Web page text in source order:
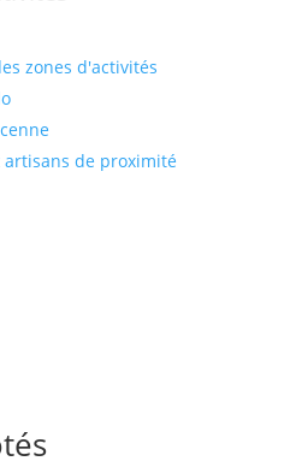
zones d'activités
artisans de proximité